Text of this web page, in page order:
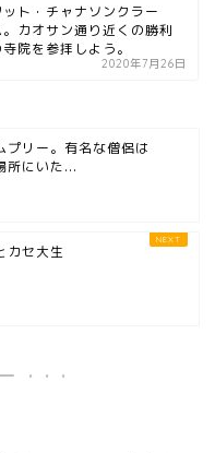
ット・チャナソンクラー
。カオサン通り近くの勝利
寺院を参拝しよう。
2020年7月26日
プリー。有名な僧侶は
所にいた...
カセ大生